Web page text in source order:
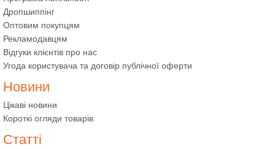
Дропшиппінг
Оптовим покупцям
Рекламодавцям
Відгуки клієнтів про нас
Угода користувача та договір публічної оферти
Новини
Цікаві новини
Короткі огляди товарів
Статті